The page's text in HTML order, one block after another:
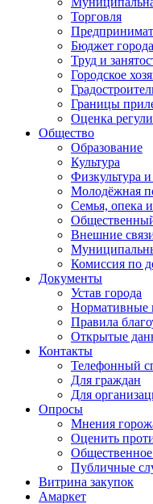
Торговля
Бюджет города
Труд и
Городское
Границы
Оценка
Общество
Образование
Культура
Физкультура
Молодёжная
Семья, опека
Внешние
Комиссия по
Документы
Устав города
Нормативные
Правила
Открытые
Контакты
Телефонный
Для граждан
Для
Опросы
Мнения
Оценить
Публичные
Витрина закупок
Амаркет